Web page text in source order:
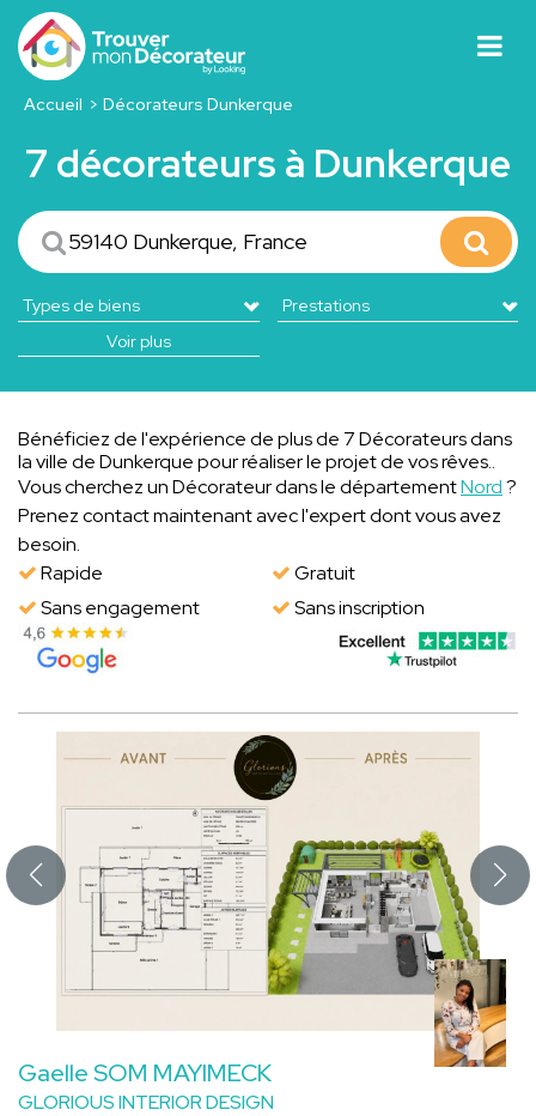
Accueil Décorateurs Dunkerque
7 décorateurs à Dunkerque
Voir plus
Bénéficiez de l'expérience de plus de 7 Décorateurs dans
la ville de Dunkerque pour réaliser le projet de vos rêves..
Vous cherchez un Décorateur dans le départementNord?
Prenez contact maintenant avec l'expert dont vous avez
besoin.
Rapide
Gratuit
Sans engagement
Sans inscription
Gaelle SOM MAYIMECK
GLORIOUS INTERIOR DESIGN